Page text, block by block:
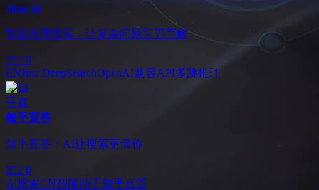
Jina AI
智能推理搜索，让复杂问题迎刃而解
297 0
ENJina DeepSearchOpenAI兼容API多跳推理
知乎直答
知乎直答：AI让搜索更懂你
252 0
Ai搜索CN智能助手知乎直答